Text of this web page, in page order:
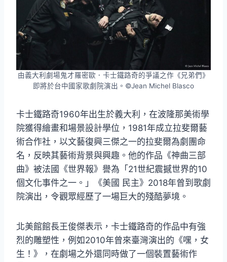
由義大利劇場鬼才羅密歐．卡士鐵路奇的爭議之作《兄弟們》
即將於台中國家歌劇院演出。©Jean Michel Blasco
卡士鐵路奇1960年出生於義大利，在波隆那美術學
院獲得繪畫和場景設計學位，1981年成立拉斐爾藝
術合作社，以文藝復興三傑之一的拉斐爾為劇團命
名，反映其藝術背景與興趣。他的作品《神曲三部
曲》被法國《世界報》譽為「21世紀震撼世界的10
個文化事件之一。」《美國 民主》2018年曾到歌劇
院演出，令觀眾經歷了一場巨大的殘酷夢境。
北美館館長王俊傑表示，卡士鐵路奇的作品中有強
烈的雕塑性，例如2010年曾來臺灣演出的《嘿，女
生！》，在劇場之外還同時做了一個裝置藝術作